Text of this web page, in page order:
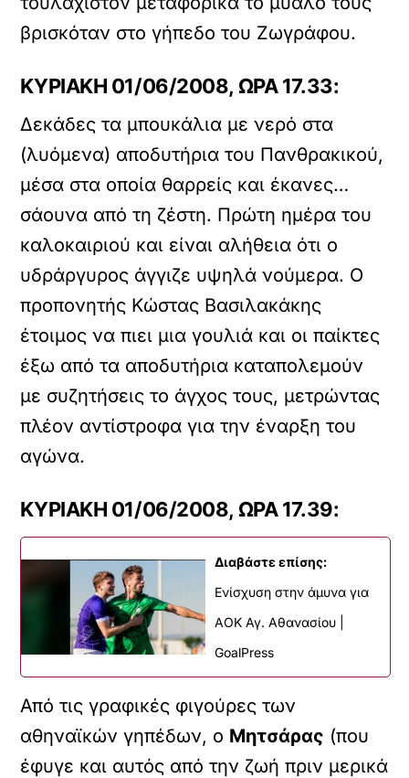
βρισκόταν στο γήπεδο του Ζωγράφου.
ΚΥΡΙΑΚΗ 01/06/2008, ΩΡΑ 17.33:
Δεκάδες τα μπουκάλια με νερό στα
(λυόμενα) αποδυτήρια του Πανθρακικού,
μέσα στα οποία θαρρείς και έκανες…
σάουνα από τη ζέστη. Πρώτη ημέρα του
καλοκαιριού και είναι αλήθεια ότι ο
υδράργυρος άγγιζε υψηλά νούμερα. Ο
προπονητής Κώστας Βασιλακάκης
έτοιμος να πιει μια γουλιά και οι παίκτες
έξω από τα αποδυτήρια καταπολεμούν
με συζητήσεις το άγχος τους, μετρώντας
πλέον αντίστροφα για την έναρξη του
αγώνα.
ΚΥΡΙΑΚΗ 01/06/2008, ΩΡΑ 17.39:
Διαβάστε επίσης:
Ενίσχυση στην άμυνα για
ΑΟΚ Αγ. Αθανασίου |
GoalPress
Από τις γραφικές φιγούρες των
αθηναϊκών γηπέδων, ο Μητσάρας (που
έφυγε και αυτός από την ζωή πριν μερικά